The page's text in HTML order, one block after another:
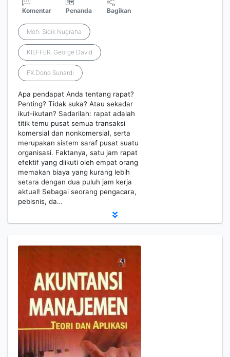
Komentar Penanda Bagikan
Moh. Sidik Nugraha
KIEFFER, George David
FX.Dono Sunardi
Apa pendapat Anda tentang rapat?
Penting? Tidak suka? Atau sekadar
ikut-ikutan? Sadarilah: rapat adalah
titik temu pusat semua transaksi
komersial dan nonkomersial, serta
merupakan sistem saraf pusat suatu
organisasi. Faktanya, satu jam rapat
efektif yang diikuti oleh empat orang
memakan biaya yang kurang lebih
setara dengan dua puluh jam kerja
aktual! Sebagai seorang pengacara,
pebisnis, da…